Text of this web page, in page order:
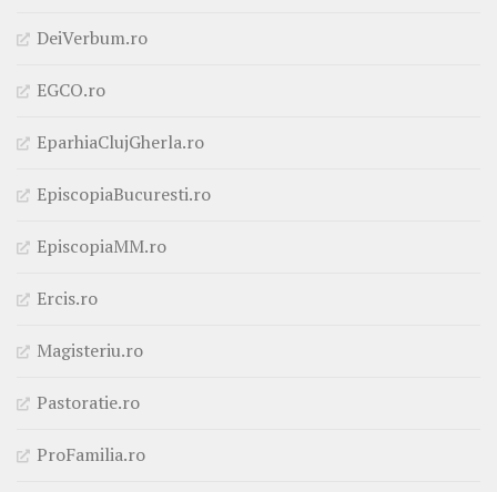
DeiVerbum.ro
EGCO.ro
EparhiaClujGherla.ro
EpiscopiaBucuresti.ro
EpiscopiaMM.ro
Ercis.ro
Magisteriu.ro
Pastoratie.ro
ProFamilia.ro